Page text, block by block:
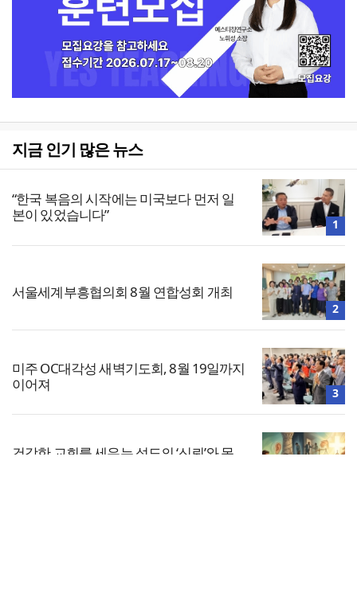
지금 인기 많은 뉴스
“한국 복음의 시작에는 미국보다 먼저 일
본이 있었습니다”
1
서울세계부흥협의회 8월 연합성회 개최
2
미주 OC대각성 새벽기도회, 8월 19일까지
이어져
3
건강한 교회를 세우는 성도의 ‘신뢰’와 목